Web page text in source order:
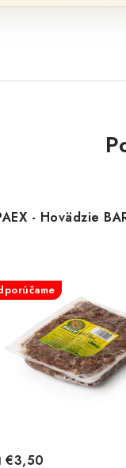
- Hovädzie
€3,50